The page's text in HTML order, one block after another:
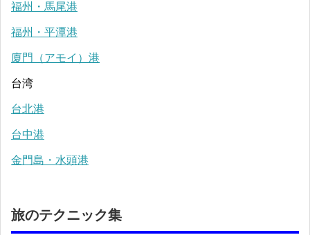
福州・馬尾港
福州・平潭港
廈門（アモイ）港
台湾
台北港
台中港
金門島・水頭港
旅のテクニック集